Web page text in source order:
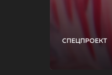
СПЕЦПРОЕКТ